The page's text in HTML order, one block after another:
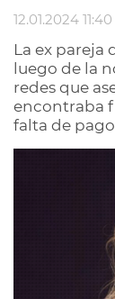
12.01.2024
La ex pareja
luego de la
redes que
encontraba
falta de